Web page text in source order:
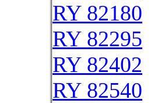
RY 82180
RY 82295
RY 82402
RY 82540